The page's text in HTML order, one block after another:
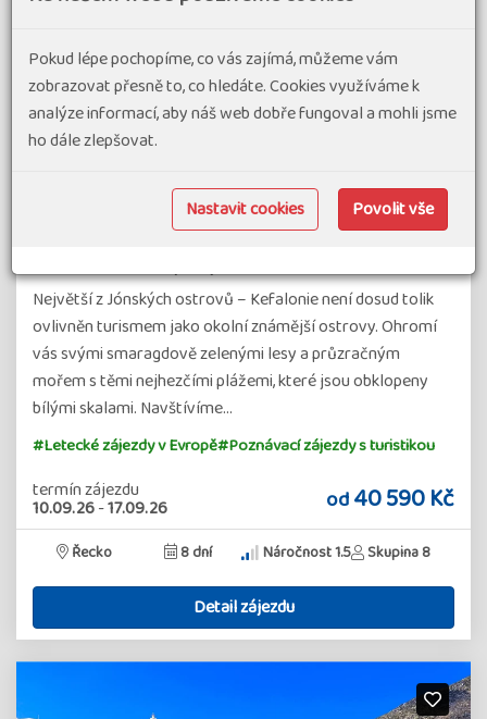
Pohodový týden - Řecko - Zelený ostrov
Kefalonia a Odysseova Ithaka
Největší z Jónských ostrovů – Kefalonie není dosud tolik
ovlivněn turismem jako okolní známější ostrovy. Ohromí
vás svými smaragdově zelenými lesy a průzračným
mořem s těmi nejhezčími plážemi, které jsou obklopeny
bílými skalami. Navštívíme…
#Letecké zájezdy v Evropě#Poznávací zájezdy s turistikou
termín zájezdu
10.09.26-17.09.26 od40 590 Kč
Řecko 8 dní Náročnost 1.5 Skupina 8
Detail zájezdu
Pokud lépe pochopíme, co vás zajímá, můžeme vám
zobrazovat přesně to, co hledáte. Cookies využíváme k
analýze informací, aby náš web dobře fungoval a mohli jsme
ho dále zlepšovat.
Nastavit cookies Povolit vše